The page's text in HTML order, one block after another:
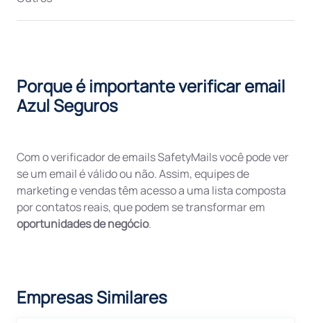
Porque é importante verificar email
Azul Seguros
Com o verificador de emails SafetyMails você pode ver
se um email é válido ou não. Assim, equipes de
marketing e vendas têm acesso a uma lista composta
por contatos reais, que podem se transformar em
oportunidades de negócio.
Empresas Similares